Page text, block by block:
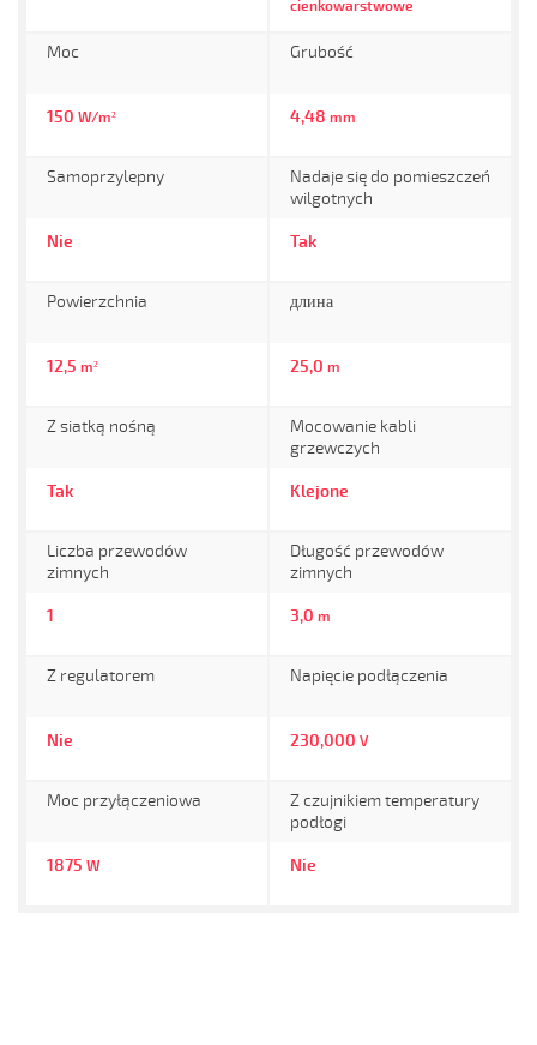
cienkowarstwowe
Moc
150 W/m²
Grubość
4,48 mm
Samoprzylepny
Nie
Nadaje się do pomieszczeń
wilgotnych
Tak
Powierzchnia
12,5 m²
длина
25,0 m
Z siatką nośną
Tak
Mocowanie kabli
grzewczych
Klejone
Liczba przewodów
zimnych
1
Długość przewodów
zimnych
3,0 m
Z regulatorem
Nie
Napięcie podłączenia
230,000 V
Moc przyłączeniowa
1875 W
Z czujnikiem temperatury
podłogi
Nie